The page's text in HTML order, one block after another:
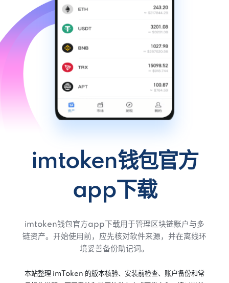
imtoken钱包官方
app下载
imtoken钱包官方app下载用于管理区块链账户与多
链资产。开始使用前，应先核对软件来源，并在离线环
境妥善备份助记词。
本站整理 imToken 的版本核验、安装前检查、账户备份和常